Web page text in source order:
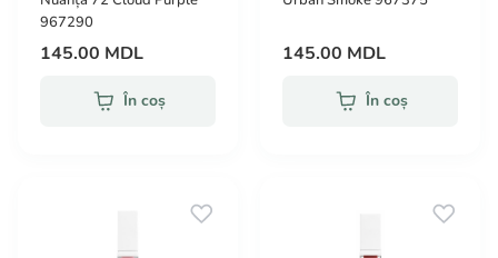
967290
145.00 MDL
În coș
145.00 MDL
În coș